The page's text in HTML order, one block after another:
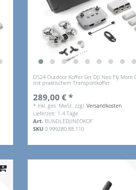
DS24 Outdoor Koffer Set DJI Neo Fly More
mit praktischem Transportkoffer
289,00 € *
* inkl. ges. MwSt. zzgl.Versandkosten
Lieferzeit: 1-4 Tage
Art. BUNDLEDJINEOKOF
SKU0.999280.88.110